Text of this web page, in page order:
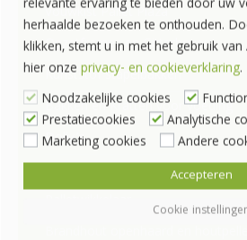
Vouwkist Pallet Plaza
Opzetframes en Gitterboxen
Kunststof stapelbakken
Bakken en Kratten voor voeding
Dolly’s
Mobiele krattenkarren,
relevante ervaring te bieden door uw
herhaalde bezoeken te onthouden.
klikken, stemt u in met het gebruik van
hier onze privacy- en cookieverklaring.
Noodzakelijke cookies
Prestatiecookies
Analytische
Marketing cookies
Andere
Cookie
Accepteren